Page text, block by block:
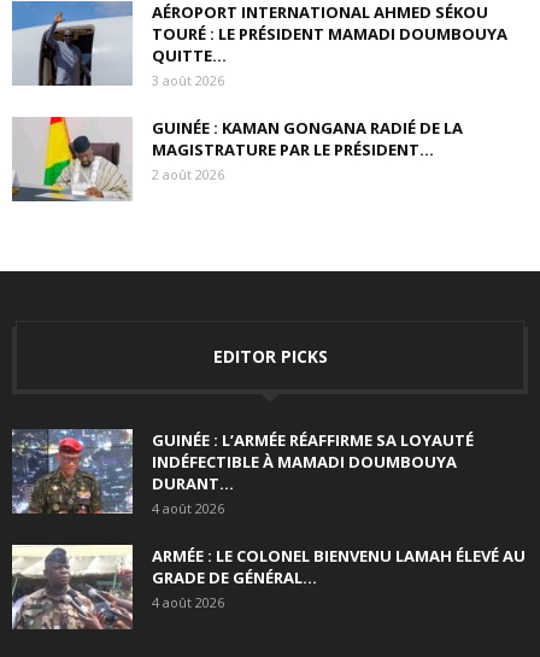
AÉROPORT INTERNATIONAL AHMED SÉKOU
TOURÉ : LE PRÉSIDENT MAMADI DOUMBOUYA
QUITTE...
3 août 2026
GUINÉE : KAMAN GONGANA RADIÉ DE LA
MAGISTRATURE PAR LE PRÉSIDENT...
2 août 2026
EDITOR PICKS
GUINÉE : L’ARMÉE RÉAFFIRME SA LOYAUTÉ
INDÉFECTIBLE À MAMADI DOUMBOUYA
DURANT...
4 août 2026
ARMÉE : LE COLONEL BIENVENU LAMAH ÉLEVÉ AU
GRADE DE GÉNÉRAL...
4 août 2026